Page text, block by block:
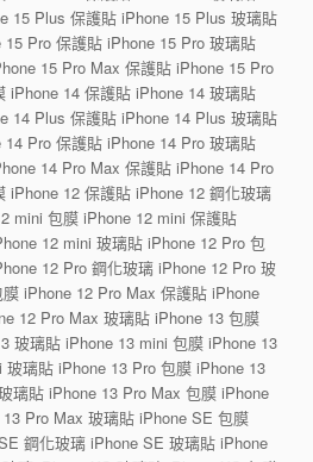
15 Plus 保護貼 iPhone 15 Plus 玻璃貼
Pro 保護貼 iPhone 15 Pro 玻璃貼
15 Pro Max 保護貼 iPhone 15 Pro
iPhone 14 保護貼 iPhone 14 玻璃貼
14 Plus 保護貼 iPhone 14 Plus 玻璃貼
Pro 保護貼 iPhone 14 Pro 玻璃貼
14 Pro Max 保護貼 iPhone 14 Pro
iPhone 12 保護貼 iPhone 12 鋼化玻璃
mini 包膜 iPhone 12 mini 保護貼
12 mini 玻璃貼 iPhone 12 Pro 包
12 Pro 鋼化玻璃 iPhone 12 Pro 玻
iPhone 12 Pro Max 保護貼 iPhone
12 Pro Max 玻璃貼 iPhone 13 包膜
玻璃貼 iPhone 13 mini 包膜 iPhone 13
璃貼 iPhone 13 Pro 包膜 iPhone 13
璃貼 iPhone 13 Pro Max 包膜 iPhone
Pro Max 玻璃貼 iPhone SE 包膜
鋼化玻璃 iPhone SE 玻璃貼 iPhone